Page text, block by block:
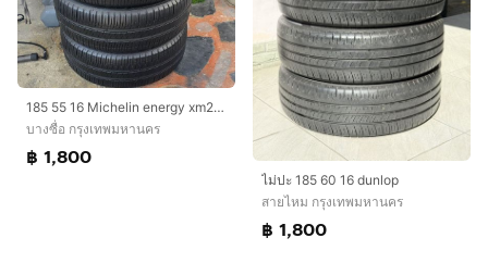
185​ 55 16 Michelin​ energy xm2​ ปี21 ดอกเต็มๆ นุ่มเงียบสุดๆพร้อมใช้อีกนาน​ ผลิตกลางปี21 ลงพื้น​ปลายปี​ ชุด​4เส้น​ 1,800​ บาท
บางซื่อ กรุงเทพมหานคร
฿ 1,800
ไม่ปะ 185 60 16 dunlop
สายไหม กรุงเทพมหานคร
฿ 1,800